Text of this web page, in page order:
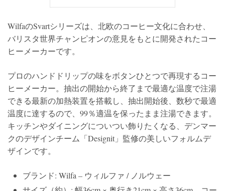
WilfaのSvartシリーズは、北欧のコーヒー文化に合わせ、
バリスタ世界チャンピオンの意見をもとに開発されたコー
ヒーメーカーです。
プロのハンドドリップの味をボタンひとつで再現するコー
ヒーメーカー。抽出の開始から終了まで最適な温度で注湯
できる最新の加熱装置を搭載し、抽出開始後、数秒で最適
温度に達するので、99％適温を保ったまま注湯できます。
キッチンやダイニングについつい飾りたくなる、デンマー
クのデザインチーム「Designit」監修の美しいフォルムデ
ザインです。
ブランド: Wilfa – ウィルファ / ノルウェー